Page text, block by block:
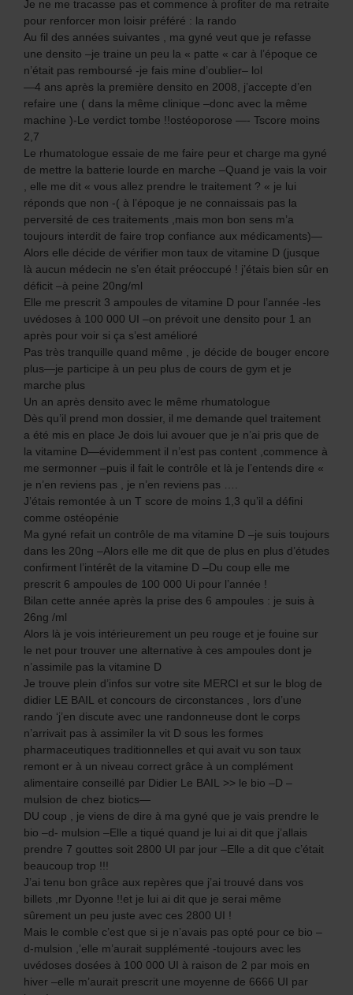
Je ne me tracasse pas et commence à profiter de ma retraite
pour renforcer mon loisir préféré : la rando
Au fil des années suivantes , ma gyné veut que je refasse
une densito –je traine un peu la « patte « car à l’époque ce
n’était pas remboursé -je fais mine d’oublier– lol
—4 ans après la première densito en 2008, j’accepte d’en
refaire une ( dans la même clinique –donc avec la même
machine )-Le verdict tombe !!ostéoporose —- Tscore moins
2,7
Le rhumatologue essaie de me faire peur et charge ma gyné
de mettre la batterie lourde en marche –Quand je vais la voir
, elle me dit « vous allez prendre le traitement ? « je lui
réponds que non -( à l’époque je ne connaissais pas la
perversité de ces traitements ,mais mon bon sens m’a
toujours interdit de faire trop confiance aux médicaments)—
Alors elle décide de vérifier mon taux de vitamine D (jusque
là aucun médecin ne s’en était préoccupé ! j’étais bien sûr en
déficit –à peine 20ng/ml
Elle me prescrit 3 ampoules de vitamine D pour l’année -les
uvédoses à 100 000 UI –on prévoit une densito pour 1 an
après pour voir si ça s’est amélioré
Pas très tranquille quand même , je décide de bouger encore
plus—je participe à un peu plus de cours de gym et je
marche plus
Un an après densito avec le même rhumatologue
Dès qu’il prend mon dossier, il me demande quel traitement
a été mis en place Je dois lui avouer que je n’ai pris que de
la vitamine D—évidemment il n’est pas content ,commence à
me sermonner –puis il fait le contrôle et là je l’entends dire «
je n’en reviens pas , je n’en reviens pas ….
J’étais remontée à un T score de moins 1,3 qu’il a défini
comme ostéopénie
Ma gyné refait un contrôle de ma vitamine D –je suis toujours
dans les 20ng –Alors elle me dit que de plus en plus d’études
confirment l’intérêt de la vitamine D –Du coup elle me
prescrit 6 ampoules de 100 000 Ui pour l’année !
Bilan cette année après la prise des 6 ampoules : je suis à
26ng /ml
Alors là je vois intérieurement un peu rouge et je fouine sur
le net pour trouver une alternative à ces ampoules dont je
n’assimile pas la vitamine D
Je trouve plein d’infos sur votre site MERCI et sur le blog de
didier LE BAIL et concours de circonstances , lors d’une
rando ‘j’en discute avec une randonneuse dont le corps
n’arrivait pas à assimiler la vit D sous les formes
pharmaceutiques traditionnelles et qui avait vu son taux
remont er à un niveau correct grâce à un complément
alimentaire conseillé par Didier Le BAIL >> le bio –D –
mulsion de chez biotics—
DU coup , je viens de dire à ma gyné que je vais prendre le
bio –d- mulsion –Elle a tiqué quand je lui ai dit que j’allais
prendre 7 gouttes soit 2800 UI par jour –Elle a dit que c’était
beaucoup trop !!!
J’ai tenu bon grâce aux repères que j’ai trouvé dans vos
billets ,mr Dyonne !!et je lui ai dit que je serai même
sûrement un peu juste avec ces 2800 UI !
Mais le comble c’est que si je n’avais pas opté pour ce bio –
d-mulsion ,’elle m’aurait supplémenté -toujours avec les
uvédoses dosées à 100 000 UI à raison de 2 par mois en
hiver –elle m’aurait prescrit une moyenne de 6666 UI par